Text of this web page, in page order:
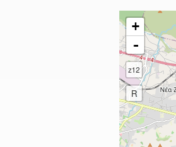
+
-
z12
R